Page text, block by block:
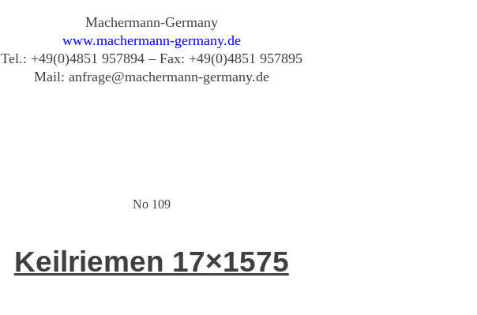
1644
La,
B
62
Machermann-Germany
www.machermann-germany.de
Tel.: +49(0)4851 957894 – Fax: +49(0)4851 957895
Mail: anfrage@machermann-germany.de
No 109
Keilriemen 17×1575